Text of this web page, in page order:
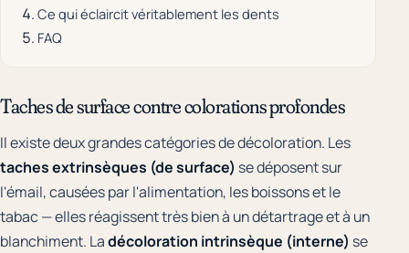
Ce qui éclaircit véritablement les dents
FAQ
Taches de surface contre colorations profondes
Il existe deux grandes catégories de décoloration. Les
taches extrinsèques (de surface) se déposent sur
l'émail, causées par l'alimentation, les boissons et le
tabac — elles réagissent très bien à un détartrage et à un
blanchiment. Ladécoloration intrinsèque (interne) se